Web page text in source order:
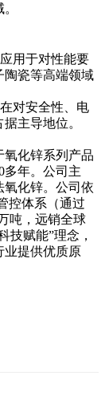
用于对性能要
陶瓷等高端领域
对安全性、电
主导地位。
氧化锌系列产品
多年。公司主
氧化锌。公司依
控体系（通过
吨，远销全球
技赋能”理念，
业提供优质原